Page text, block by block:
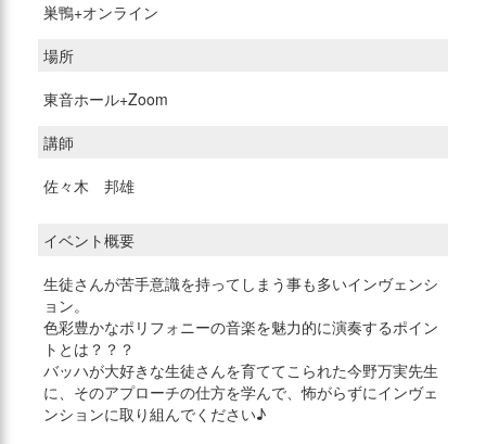
巣鴨+オンライン
場所
東音ホール+Zoom
講師
佐々木 邦雄
イベント概要
生徒さんが苦手意識を持ってしまう事も多いインヴェンシ
ョン。
色彩豊かなポリフォニーの音楽を魅力的に演奏するポイン
トとは？？？
バッハが大好きな生徒さんを育ててこられた今野万実先生
に、そのアプローチの仕方を学んで、怖がらずにインヴェ
ンションに取り組んでください♪